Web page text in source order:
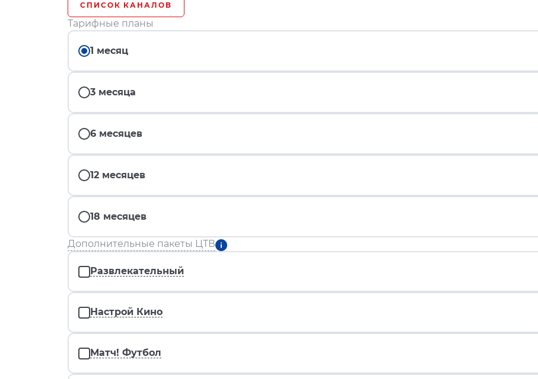
СПИСОК КАНАЛОВ
Тарифные планы
1 месяц
3 месяца
6 месяцев
12 месяцев
18 месяцев
Дополнительные пакеты ЦТВ
Развлекательный
Настрой Кино
Матч! Футбол